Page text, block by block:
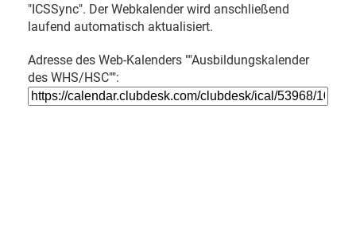
"ICSSync". Der Webkalender wird anschließend
laufend automatisch aktualisiert.
Adresse des Web-Kalenders ""Ausbildungskalender
des WHS/HSC"":